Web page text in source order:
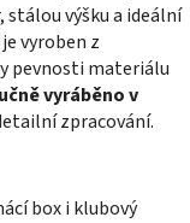
výšku a ideální
vyroben z
pevnosti materiálu
vyráběno v
zpracování.
box i klubový